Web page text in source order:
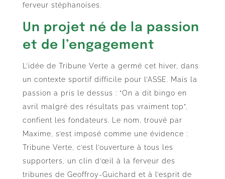
ferveur stéphanoises.
Un projet né de la passion
et de l’engagement
L’idée de Tribune Verte a germé cet hiver, dans
un contexte sportif difficile pour l’ASSE. Mais la
passion a pris le dessus : “On a dit bingo en
avril malgré des résultats pas vraiment top”,
confient les fondateurs. Le nom, trouvé par
Maxime, s’est imposé comme une évidence :
Tribune Verte, c’est l’ouverture à tous les
supporters, un clin d’œil à la ferveur des
tribunes de Geoffroy-Guichard et à l’esprit de